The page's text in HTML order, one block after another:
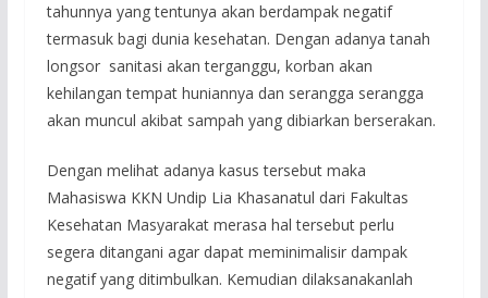
tahunnya yang tentunya akan berdampak negatif
termasuk bagi dunia kesehatan. Dengan adanya tanah
longsor sanitasi akan terganggu, korban akan
kehilangan tempat huniannya dan serangga serangga
akan muncul akibat sampah yang dibiarkan berserakan.
Dengan melihat adanya kasus tersebut maka
Mahasiswa KKN Undip Lia Khasanatul dari Fakultas
Kesehatan Masyarakat merasa hal tersebut perlu
segera ditangani agar dapat meminimalisir dampak
negatif yang ditimbulkan. Kemudian dilaksanakanlah